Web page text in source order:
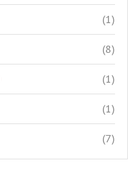
(1)
(8)
(1)
(1)
(7)